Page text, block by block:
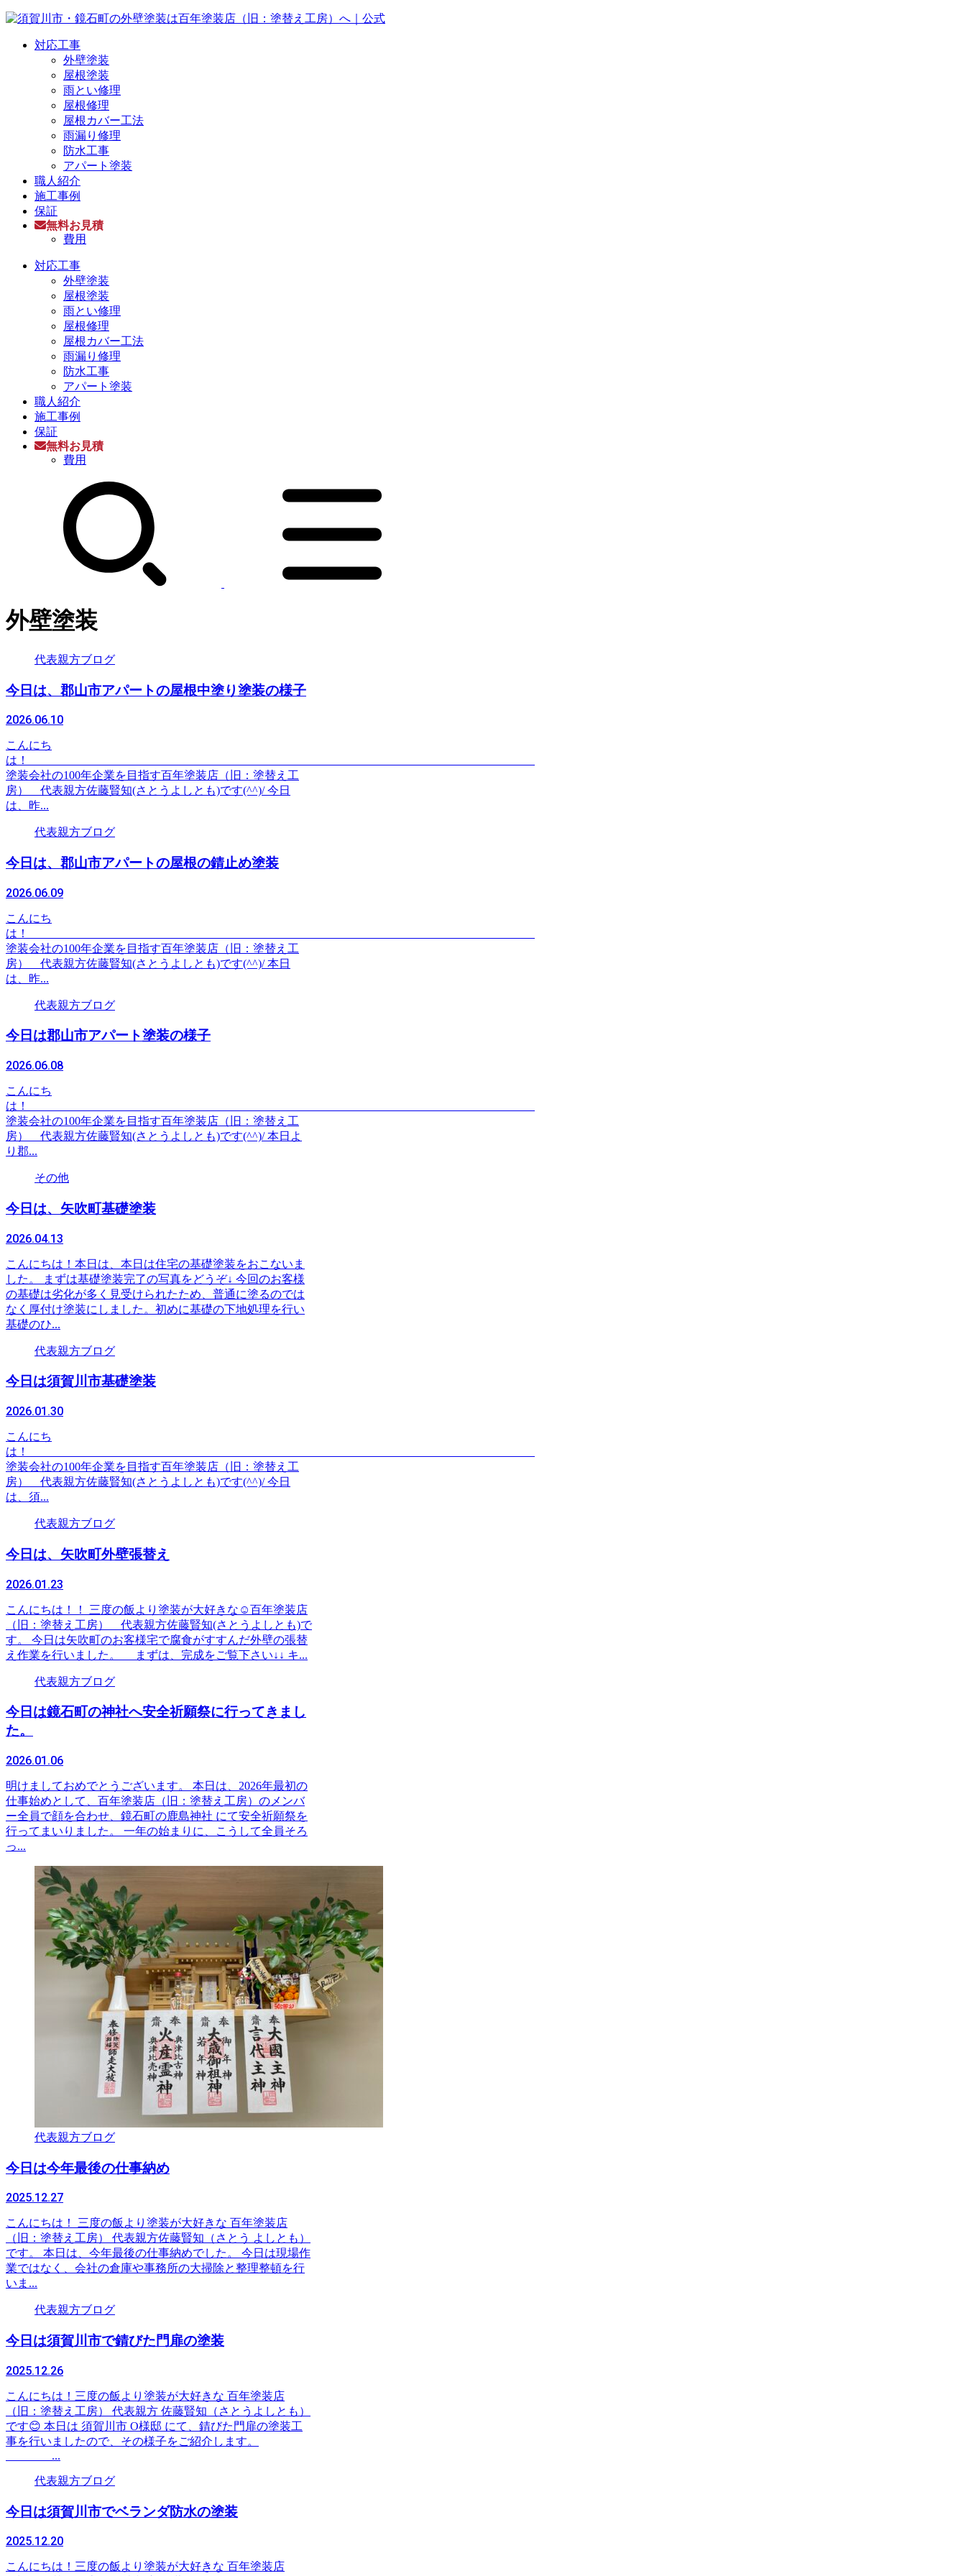
対応工事
外壁塗装
屋根塗装
雨とい修理
屋根修理
屋根カバー工法
雨漏り修理
防水工事
アパート塗装
職人紹介
施工事例
保証
無料お見積
費用
対応工事
外壁塗装
屋根塗装
雨とい修理
屋根修理
屋根カバー工法
雨漏り修理
防水工事
アパート塗装
職人紹介
施工事例
保証
無料お見積
費用
外壁塗装
代表親方ブログ
今日は、郡山市アパートの屋根中塗り塗装の様子
2026.06.10
こんにち
は！
塗装会社の100年企業を目指す百年塗装店（旧：塗替え工
房） 代表親方佐藤賢知(さとうよしとも)です(^^)/ 今日
は、昨...
代表親方ブログ
今日は、郡山市アパートの屋根の錆止め塗装
2026.06.09
こんにち
は！
塗装会社の100年企業を目指す百年塗装店（旧：塗替え工
房） 代表親方佐藤賢知(さとうよしとも)です(^^)/ 本日
は、昨...
代表親方ブログ
今日は郡山市アパート塗装の様子
2026.06.08
こんにち
は！
塗装会社の100年企業を目指す百年塗装店（旧：塗替え工
房） 代表親方佐藤賢知(さとうよしとも)です(^^)/ 本日よ
り郡...
その他
今日は、矢吹町基礎塗装
2026.04.13
こんにちは！本日は、本日は住宅の基礎塗装をおこないま
した。 まずは基礎塗装完了の写真をどうぞ↓ 今回のお客様
の基礎は劣化が多く見受けられたため、普通に塗るのでは
なく厚付け塗装にしました。初めに基礎の下地処理を行い
基礎のひ...
代表親方ブログ
今日は須賀川市基礎塗装
2026.01.30
こんにち
は！
塗装会社の100年企業を目指す百年塗装店（旧：塗替え工
房） 代表親方佐藤賢知(さとうよしとも)です(^^)/ 今日
は、須...
代表親方ブログ
今日は、矢吹町外壁張替え
2026.01.23
こんにちは！！ 三度の飯より塗装が大好きな☺百年塗装店
（旧：塗替え工房） 代表親方佐藤賢知(さとうよしとも)で
す。 今日は矢吹町のお客様宅で腐食がすすんだ外壁の張替
え作業を行いました。 まずは、完成をご覧下さい↓↓ キ...
代表親方ブログ
今日は鏡石町の神社へ安全祈願祭に行ってきまし
た。
2026.01.06
明けましておめでとうございます。 本日は、2026年最初の
仕事始めとして、百年塗装店（旧：塗替え工房）のメンバ
ー全員で顔を合わせ、鏡石町の鹿島神社 にて安全祈願祭を
行ってまいりました。 一年の始まりに、こうして全員そろ
っ...
代表親方ブログ
今日は今年最後の仕事納め
2025.12.27
こんにちは！ 三度の飯より塗装が大好きな 百年塗装店
（旧：塗替え工房） 代表親方佐藤賢知（さとう よしとも）
です。 本日は、今年最後の仕事納めでした。 今日は現場作
業ではなく、会社の倉庫や事務所の大掃除と整理整頓を行
いま...
代表親方ブログ
今日は須賀川市で錆びた門扉の塗装
2025.12.26
こんにちは！三度の飯より塗装が大好きな 百年塗装店
（旧：塗替え工房） 代表親方 佐藤賢知（さとうよしとも）
です😊 本日は 須賀川市 O様邸 にて、錆びた門扉の塗装工
事を行いましたので、その様子をご紹介します。
...
代表親方ブログ
今日は須賀川市でベランダ防水の塗装
2025.12.20
こんにちは！三度の飯より塗装が大好きな 百年塗装店